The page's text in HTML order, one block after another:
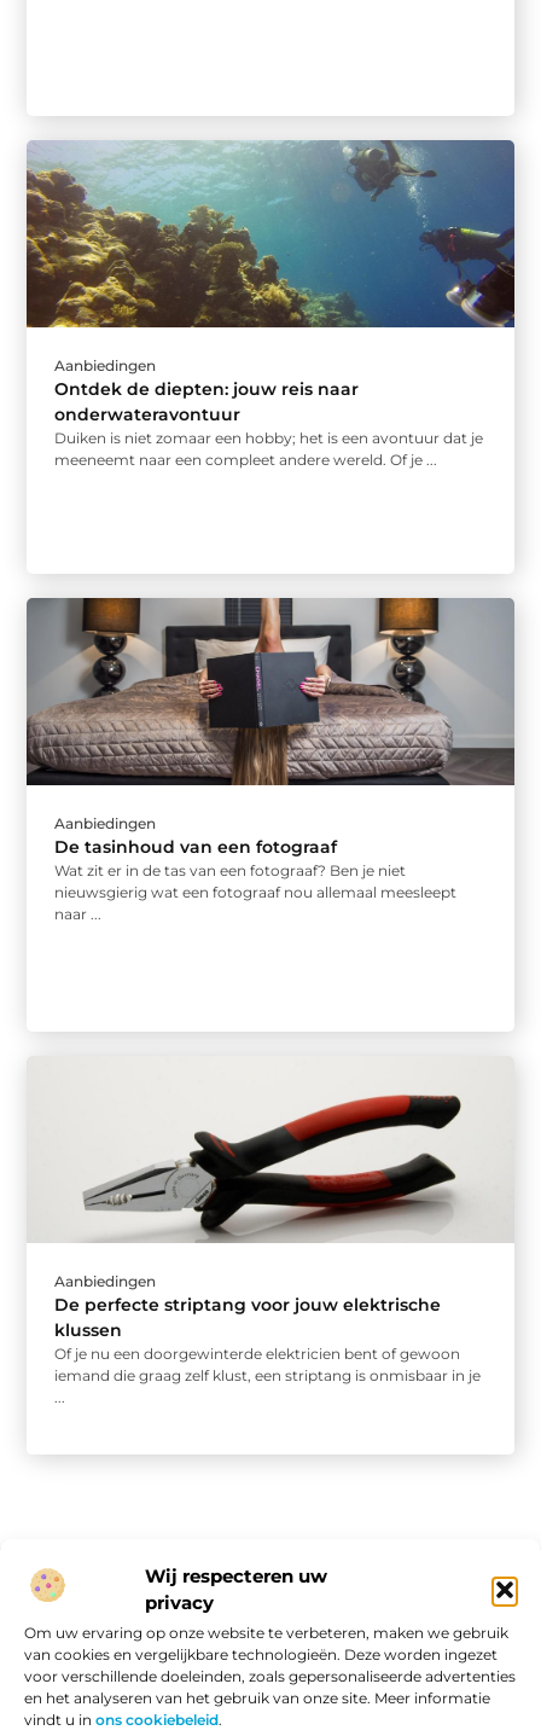
Wij respecteren uw
privacy
Om uw ervaring op onze website te verbeteren, maken we gebruik
van cookies en vergelijkbare technologieën. Deze worden ingezet
voor verschillende doeleinden, zoals gepersonaliseerde advertenties
en het analyseren van het gebruik van onze site. Meer informatie
vindt u in ons cookiebeleid.
Aanbiedingen
Ontdek de diepten: jouw reis naar
onderwateravontuur
Duiken is niet zomaar een hobby; het is een avontuur dat je
meeneemt naar een compleet andere wereld. Of je ...
Aanbiedingen
De tasinhoud van een fotograaf
Wat zit er in de tas van een fotograaf? Ben je niet
nieuwsgierig wat een fotograaf nou allemaal meesleept
naar ...
Aanbiedingen
De perfecte striptang voor jouw elektrische
klussen
Of je nu een doorgewinterde elektricien bent of gewoon
iemand die graag zelf klust, een striptang is onmisbaar in je
...
Onze informatie